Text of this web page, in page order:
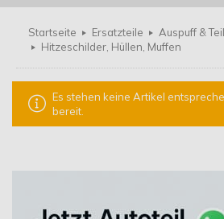
Startseite Ersatzteile
Auspuff &
Hitzeschilder, Hüllen, Muffen
Es stehen keine Artikel
bereit.